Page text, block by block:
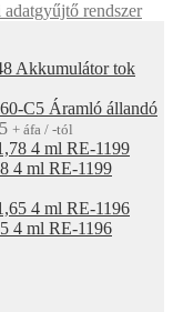
Akkumulátor tok
Áramló állandó
+ áfa / -tól
4 ml RE-1199
4 ml RE-1196